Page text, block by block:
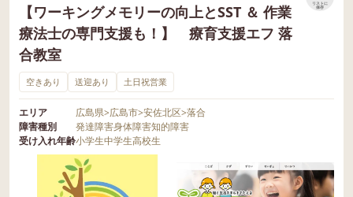
【ワーキングメモリーの向上とSST ＆ 作業
療法士の専門支援も！】 療育支援エフ 落
合教室
リストに
保存
空きあり 送迎あり 土日祝営業
エリア 広島県>広島市>安佐北区>落合
障害種別
発達障害身体障害知的障害
受け入れ年齢小学生中学生高校生